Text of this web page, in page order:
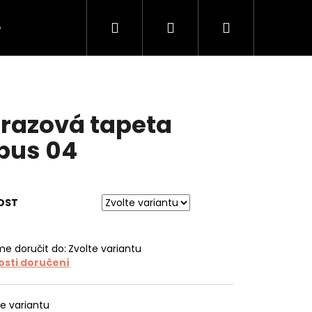
Kontakt
Hledat PřihlášeníNákupní
tapeta
04
doručit do: Zvolte variantu
doručení
variantu